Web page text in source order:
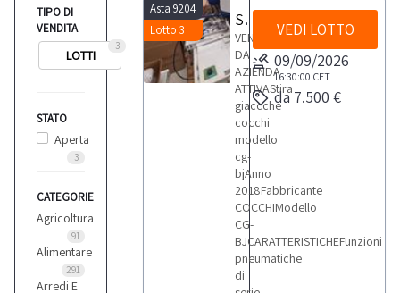
TIPO DI
VENDITA
3
LOTTI
STATO
Aperta
3
CATEGORIE
Agricoltura
91
Alimentare
291
Arredi E
Asta 9204
Lotto 3
Stira giacche e pantaloni Cocchi cg-bj
VENDITA
DA
AZIENDA
ATTIVAStira
giaccche
cocchi
modello
cg-
bjAnno
2018Fabbricante
COCCHIModello
CG-
BJCARATTERISTICHEFunzioni
pneumatiche
di
VEDI LOTTO
09/09/2026
16:30:00 CET
da 7.500 €